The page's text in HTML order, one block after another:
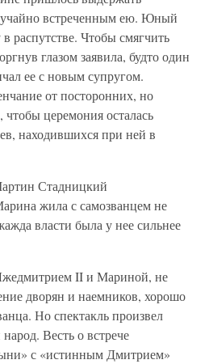
встреченным ею. Юный
распутстве. Чтобы смягчить
глазом заявила, будто один
ее с новым супругом.
от посторонних, но
церемония осталась
находившихся при ней в
Стадницкий
жила с самозванцем не
власти была у нее сильнее
II и Мариной, не
дворян и наемников, хорошо
Но спектакль произвел
Весть о встрече
с «истинным Дмитрием»